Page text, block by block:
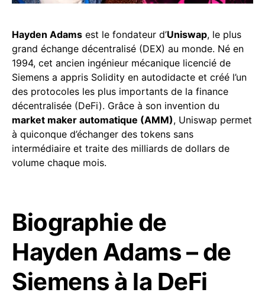
Hayden Adams est le fondateur d’Uniswap, le plus
grand échange décentralisé (DEX) au monde. Né en
1994, cet ancien ingénieur mécanique licencié de
Siemens a appris Solidity en autodidacte et créé l’un
des protocoles les plus importants de la finance
décentralisée (DeFi). Grâce à son invention du
market maker automatique (AMM), Uniswap permet
à quiconque d’échanger des tokens sans
intermédiaire et traite des milliards de dollars de
volume chaque mois.
Biographie de
Hayden Adams – de
Siemens à la DeFi